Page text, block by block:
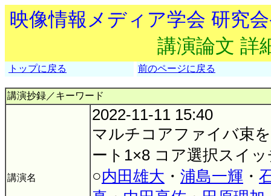
映像情報メディア学会 研究
講演論文 詳
トップに戻る 前のページに戻る
講演抄録／キーワード
講演名
2022-11-11 15:40
マルチコアファイバ束
ート1×8 コア選択スイッ
○内田雄大 ・ 浦島一輝 ・